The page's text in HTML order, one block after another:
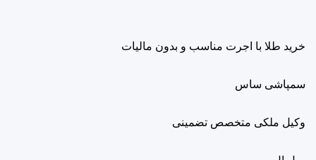
خرید طلا با اجرت مناسب و بدون مالیات
سمپاشی ساس
وکیل ملکی متخصص تضمینی